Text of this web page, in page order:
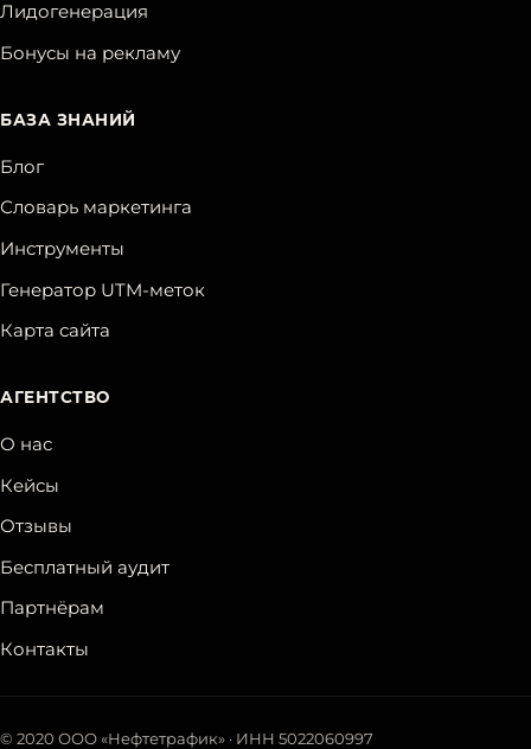
Лидогенерация
Бонусы на рекламу
БАЗА ЗНАНИЙ
Блог
Словарь маркетинга
Инструменты
Генератор UTM-меток
Карта сайта
АГЕНТСТВО
О нас
Кейсы
Отзывы
Бесплатный аудит
Партнёрам
Контакты
© 2020 ООО «Нефтетрафик» · ИНН 5022060997